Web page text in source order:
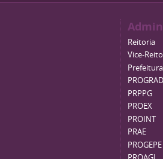
Reitoria
Vice-
PROGRAD
PRPPG
PROEX
PROINT
PRAE
PROGEPE